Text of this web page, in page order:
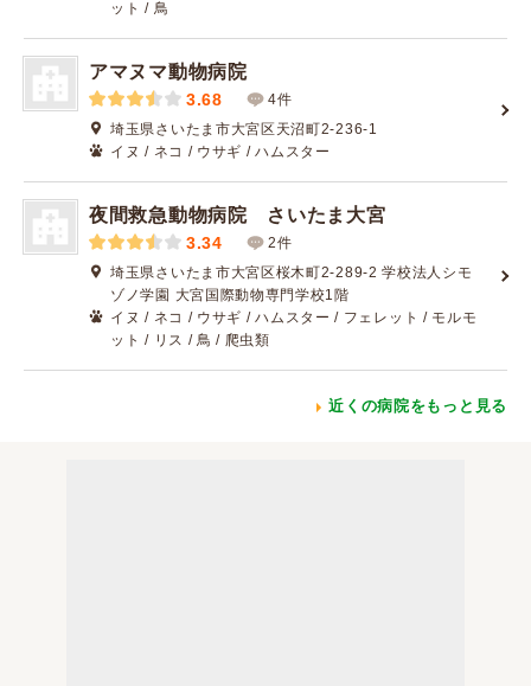
ット / 鳥
アマヌマ動物病院
3.68
4件
埼玉県さいたま市大宮区天沼町2-236-1
イヌ / ネコ / ウサギ / ハムスター
夜間救急動物病院 さいたま大宮
3.34
2件
埼玉県さいたま市大宮区桜木町2-289-2 学校法人シモ
ゾノ学園 大宮国際動物専門学校1階
イヌ / ネコ / ウサギ / ハムスター / フェレット / モルモ
ット / リス / 鳥 / 爬虫類
近くの病院をもっと見る